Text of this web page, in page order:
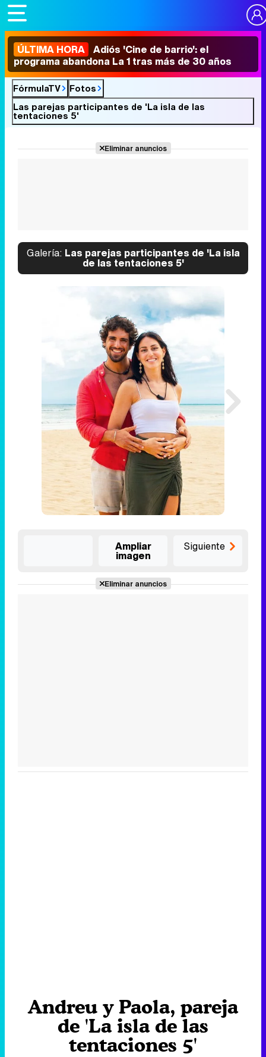
ÚLTIMA HORA Adiós 'Cine de barrio': el
programa abandona La 1 tras más de 30 años
FórmulaTV
Fotos
Las parejas participantes de 'La isla de las
tentaciones 5'
Eliminar anuncios
Galería: Las parejas participantes de 'La isla
de las tentaciones 5'
Ampliar
imagen
Siguiente
Eliminar anuncios
Andreu y Paola, pareja
de 'La isla de las
tentaciones 5'